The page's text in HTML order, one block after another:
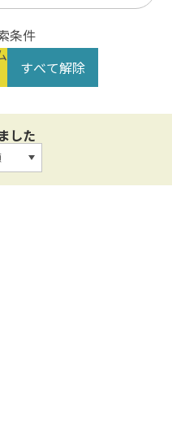
条件
すべて解除
した